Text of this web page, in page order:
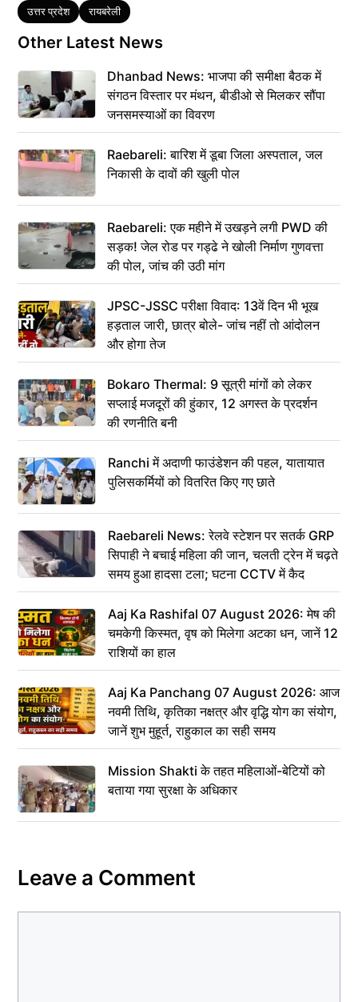
Tags
उत्तर प्रदेश रायबरेली
Other Latest News
Dhanbad News: भाजपा की समीक्षा बैठक में
संगठन विस्तार पर मंथन, बीडीओ से मिलकर सौंपा
जनसमस्याओं का विवरण
Raebareli: बारिश में डूबा जिला अस्पताल, जल
निकासी के दावों की खुली पोल
Raebareli: एक महीने में उखड़ने लगी PWD की
सड़क! जेल रोड पर गड्ढे ने खोली निर्माण गुणवत्ता
की पोल, जांच की उठी मांग
JPSC-JSSC परीक्षा विवाद: 13वें दिन भी भूख
हड़ताल जारी, छात्र बोले- जांच नहीं तो आंदोलन
और होगा तेज
Bokaro Thermal: 9 सूत्री मांगों को लेकर
सप्लाई मजदूरों की हुंकार, 12 अगस्त के प्रदर्शन
की रणनीति बनी
Ranchi में अदाणी फाउंडेशन की पहल, यातायात
पुलिसकर्मियों को वितरित किए गए छाते
Raebareli News: रेलवे स्टेशन पर सतर्क GRP
सिपाही ने बचाई महिला की जान, चलती ट्रेन में चढ़ते
समय हुआ हादसा टला; घटना CCTV में कैद
Aaj Ka Rashifal 07 August 2026: मेष की
चमकेगी किस्मत, वृष को मिलेगा अटका धन, जानें 12
राशियों का हाल
Aaj Ka Panchang 07 August 2026: आज
नवमी तिथि, कृतिका नक्षत्र और वृद्धि योग का संयोग,
जानें शुभ मुहूर्त, राहुकाल का सही समय
Mission Shakti के तहत महिलाओं-बेटियों को
बताया गया सुरक्षा के अधिकार
Leave a Comment